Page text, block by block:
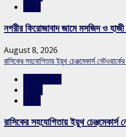
নগরীর ফিরোজাবাদ জামে মসজিদ ও
August 8, 2026
রাসিকের সহযোগিতায় ইয়ুথ চেঞ্জমেকার্স
রাসিকের সহযোগিতায় ইয়ুথ চেঞ্জমেকার্স